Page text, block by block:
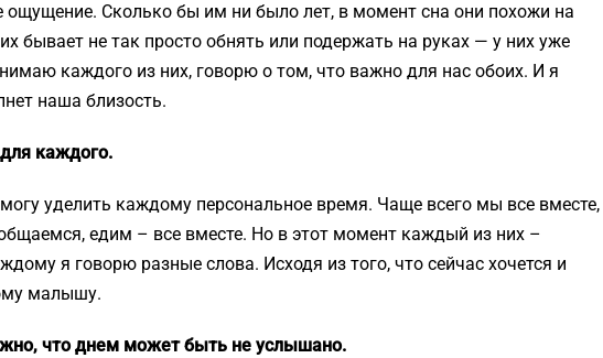
ощущение. Сколько бы им ни было лет, в момент сна они похожи на
бывает не так просто обнять или подержать на руках — у них уже
каждого из них, говорю о том, что важно для нас обоих. И я
наша близость.
каждого.
уделить каждому персональное время. Чаще всего мы все вместе,
едим – все вместе. Но в этот момент каждый из них –
я говорю разные слова. Исходя из того, что сейчас хочется и
малышу.
что днем может быть не услышано.